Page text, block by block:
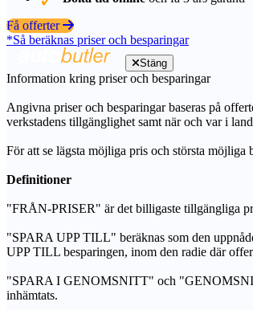
Få offerter
*Så beräknas priser och besparingar
Stäng
Information kring priser och besparingar
Angivna priser och besparingar baseras på
verkstadens tillgänglighet samt när och var i
För att se lägsta möjliga pris och största
Definitioner
"FRÅN-PRISER" är det billigaste tillgängliga
"SPARA UPP TILL" beräknas som den
UPP TILL besparingen, inom den radie där
"SPARA I GENOMSNITT" och
inhämtats.